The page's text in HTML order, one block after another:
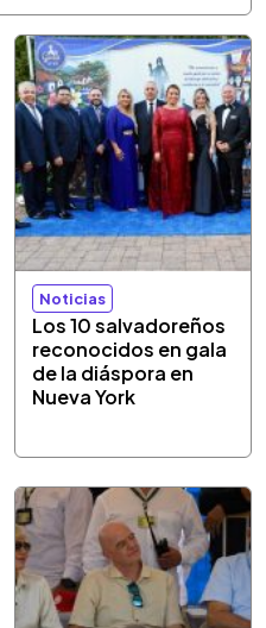
Noticias
Los 10 salvadoreños
reconocidos en gala
de la diáspora en
Nueva York